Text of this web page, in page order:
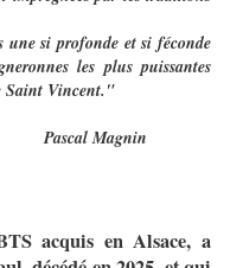
si profonde et si féconde
les plus puissantes
Saint Vincent."
acquis en Alsace, a